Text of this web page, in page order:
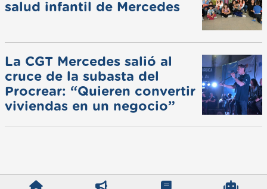
salud infantil de Mercedes
La CGT Mercedes salió al
cruce de la subasta del
Procrear: “Quieren convertir
viviendas en un negocio”